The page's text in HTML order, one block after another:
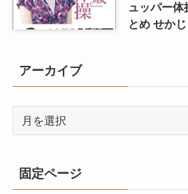
ュッパー体
とめ せか
アーカイブ
イ
ブ
固定ページ